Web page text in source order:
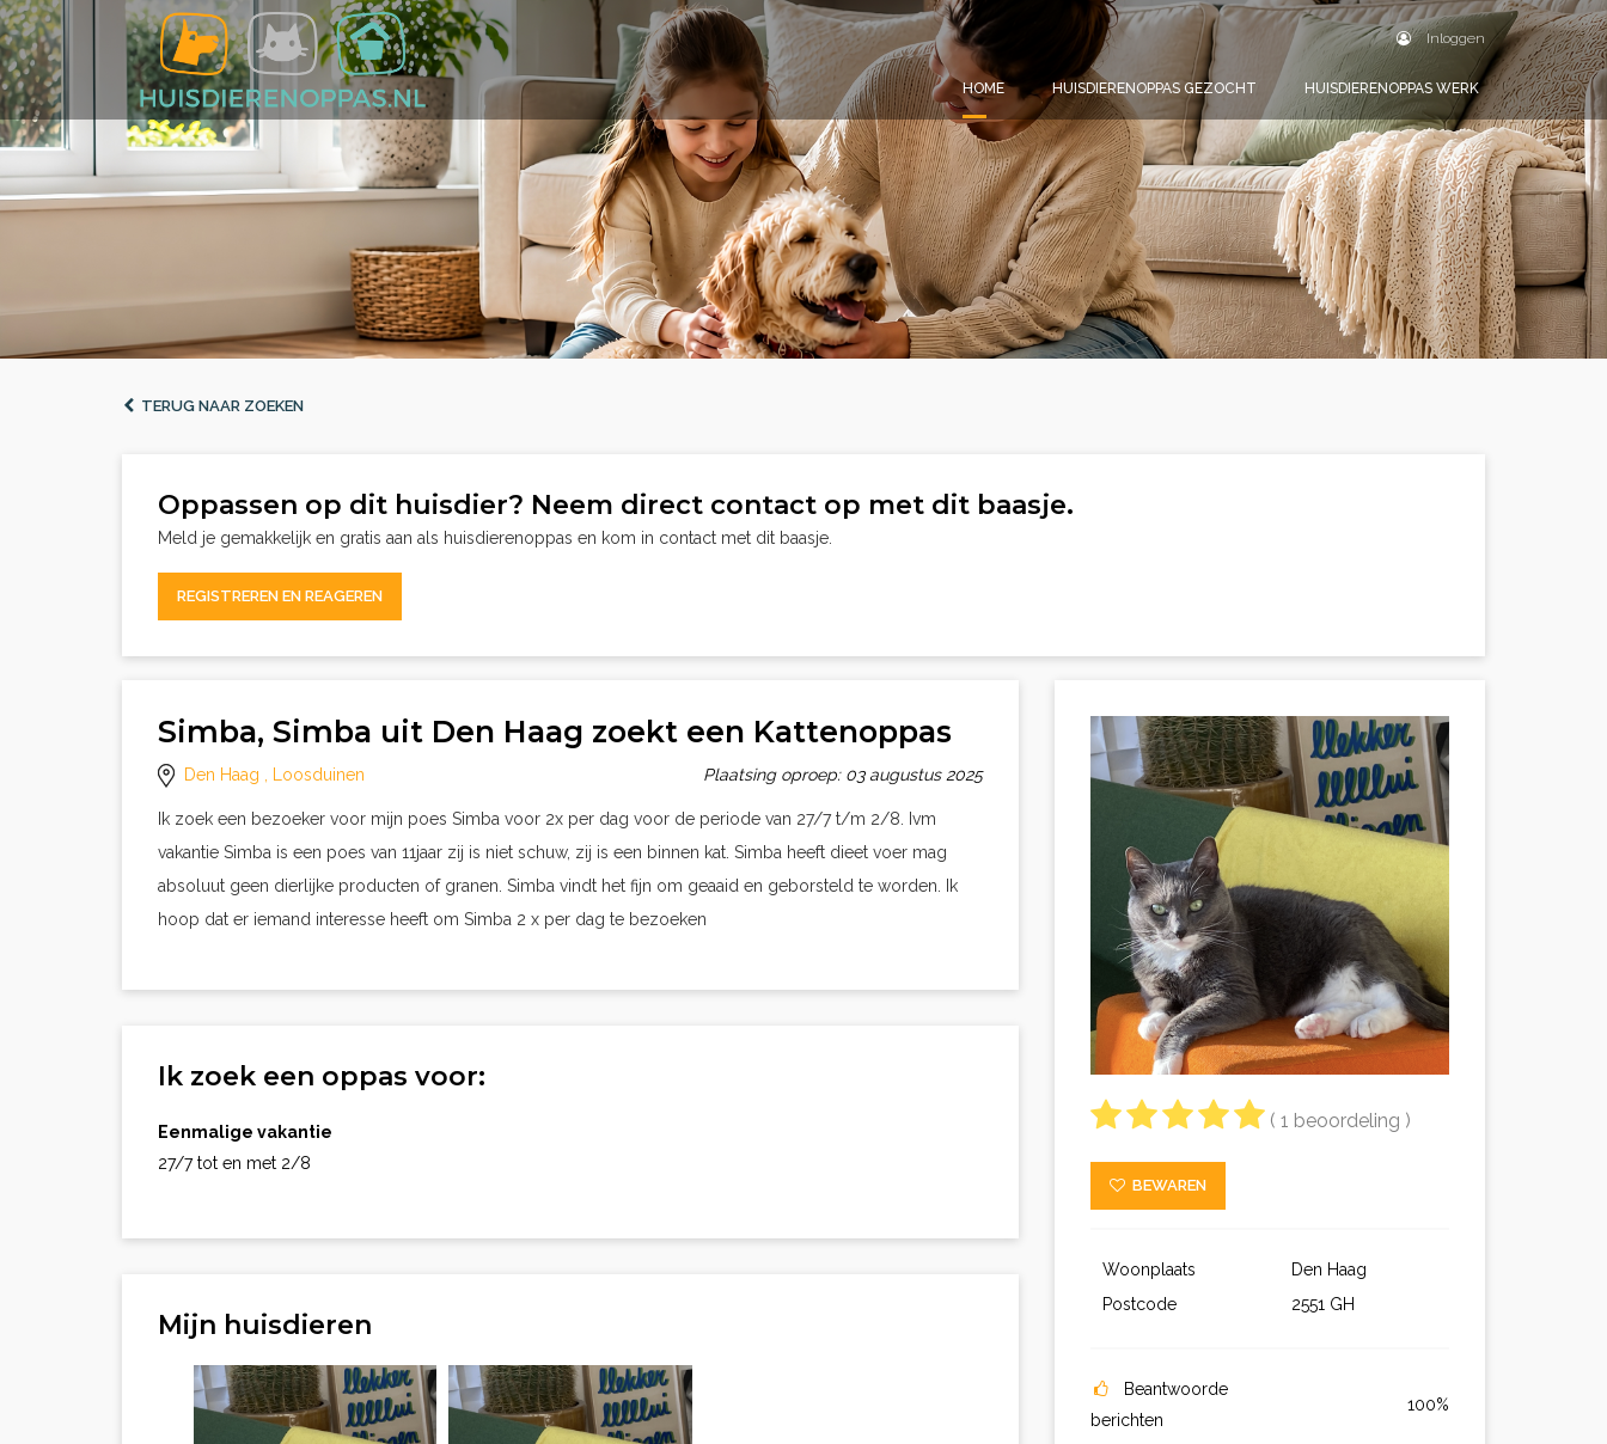
Inloggen
HOME HUISDIERENOPPAS GEZOCHT HUISDIERENOPPAS WERK
TERUG NAAR ZOEKEN
Oppassen op dit huisdier? Neem direct contact op met dit baasje.
Meld je gemakkelijk en gratis aan als huisdierenoppas en kom in contact met dit baasje.
REGISTREREN EN REAGEREN
Simba, Simba uit Den Haag zoekt een Kattenoppas
Den Haag , Loosduinen Plaatsing oproep: 03 augustus 2025
Ik zoek een bezoeker voor mijn poes Simba voor 2x per dag voor de periode van 27/7 t/m 2/8. Ivm
vakantie Simba is een poes van 11jaar zij is niet schuw, zij is een binnen kat. Simba heeft dieet voer mag
absoluut geen dierlijke producten of granen. Simba vindt het fijn om geaaid en geborsteld te worden. Ik
hoop dat er iemand interesse heeft om Simba 2 x per dag te bezoeken
Ik zoek een oppas voor:
Eenmalige vakantie
27/7 tot en met 2/8
Mijn huisdieren
( 1 beoordeling )
BEWAREN
Woonplaats
Den Haag
Postcode
2551 GH
Beantwoorde
berichten
100%